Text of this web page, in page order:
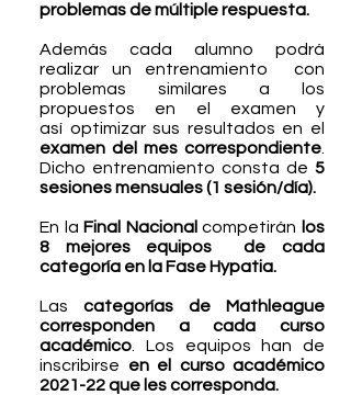
problemas de múltiple respuesta.
Además cada alumno podrá
realizar un entrenamiento con
problemas similares a los
propuestos en el examen y
así optimizar sus resultados en el
examen del mes correspondiente
Dicho entrenamiento consta de 5
sesiones mensuales (1 sesión/día).
En la Final Nacionalcompetirán los
8 mejores equipos de cada
categoría en la Fase Hypatia.
Las categorías de Mathleague
corresponden a cada curso
académico . Los equipos han de
inscribirse en el curso académico
2021-22 que les corresponda.